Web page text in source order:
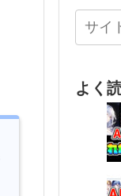
よく